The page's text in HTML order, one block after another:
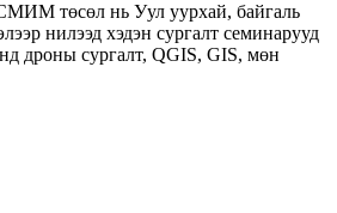
төсөл нь Уул уурхай, байгаль
нилээд хэдэн сургалт семинарууд
дроны сургалт, QGIS, GIS, мөн